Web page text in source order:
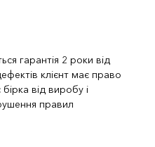
гарантія 2 роки від
клієнт має право
від виробу і
правил